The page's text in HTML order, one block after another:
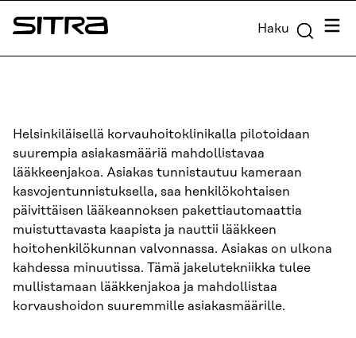
Siirry
suoraan
Sitra Haku
Helsinkiläisellä korvauhoitoklinikalla pilotoidaan
suurempia asiakasmääriä mahdollistavaa
lääkkeenjakoa. Asiakas tunnistautuu kameraan
kasvojentunnistuksella, saa henkilökohtaisen
päivittäisen lääkeannoksen pakettiautomaattia
muistuttavasta kaapista ja nauttii lääkkeen
hoitohenkilökunnan valvonnassa. Asiakas on ulkona
kahdessa minuutissa. Tämä jakelutekniikka tulee
mullistamaan lääkkenjakoa ja mahdollistaa
korvaushoidon suuremmille asiakasmäärille.